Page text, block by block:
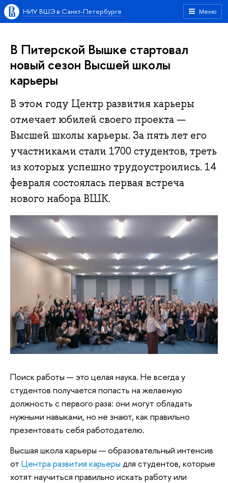
Меню
НИУ ВШЭ в Санкт-Петербурге
В Питерской Вышке стартовал
новый сезон Высшей школы
карьеры
В этом году Центр развития карьеры
отмечает юбилей своего проекта —
Высшей школы карьеры. За пять лет его
участниками стали 1700 студентов, треть
из которых успешно трудоустроились. 14
февраля состоялась первая встреча
нового набора ВШК.
Поиск работы — это целая наука. Не всегда у
студентов получается попасть на желаемую
должность с первого раза: они могут обладать
нужными навыками, но не знают, как правильно
презентовать себя работодателю.
Высшая школа карьеры — образовательный интенсив
от Центра развития карьеры для студентов, которые
хотят научиться правильно искать работу или